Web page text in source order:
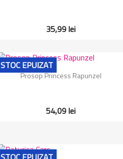
35,99 lei
Vizualizare rapida
Prosop Princess Rapunzel
54,09 lei
STOC EPUIZAT